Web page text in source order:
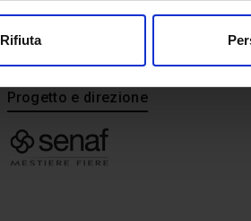
Rifiuta
Progetto e direzione